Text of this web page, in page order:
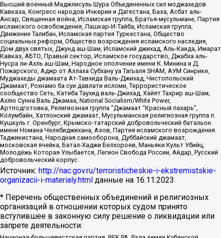
Высший военный Маджлисуль Шура Объединенных сил моджахедов
Кавказа, Конгресс народов Ичкерии и Дагестана, База, Асбат аль-
Ансар, Священная война, Исламская группа, Братья-мусульмане, Партия
исламского освобождения, Лашкар-И-Тайба, Исламская группа,
Движение Талибан, Исламская партия Туркестана, Общество
социальных реформ, Общество возрождения исламского наследия,
Дом двух святых, Джунд аш-Шам, Исламский джихад, Аль-Каида, Имарат
Кавказ, АБТО, Правый сектор, Исламское государство, Джабха аль-
Нусра ли-Ахль аш-Шам, Народное ополчение имени К. Минина и Д.
Пожарского, Аджр от Аллаха Субхану уа Тагьаля SHAM, АУМ Синрике,
Муджахеды джамаата Ат-Тавхида Валь-Джихад, Чистопольский
Джамаат, Рохнамо ба суи давлати исломи, Террористическое
сообщество Сеть, Катиба Таухид валь-Джихад, Хайят Тахрир аш-Шам,
Ахлю Сунна Валь Джамаа, National Socialism/White Power,
Артподготовка, Религиозная группа “Джамаат “Красный пахарь”,
Колумбайн, Хатлонский джамаат, Мусульманская религиозная группа п.
Кушкуль г. Оренбург, Крымско-татарский добровольческий батальон
имени Номана Челебиджихана, Азов, Партия исламского возрождения
Таджикистана, Народная самооборона, Дуббайский джамаат,
московская ячейка, Батал-Хаджи Белхороев, Маньяки Культ Убийц,
Молодёжь Которая Улыбается, Легион Свобода России, Айдар, Русский
добровольческий корпус
Источник: http://nac.gov.ru/terroristicheskie-i-ekstremistskie-
organizacii-i-materialy.html данные на 16.11.2023
* Перечень общественных объединений и религиозных
организаций в отношении которых судом принято
вступившее в законную силу решение о ликвидации или
запрете деятельности: